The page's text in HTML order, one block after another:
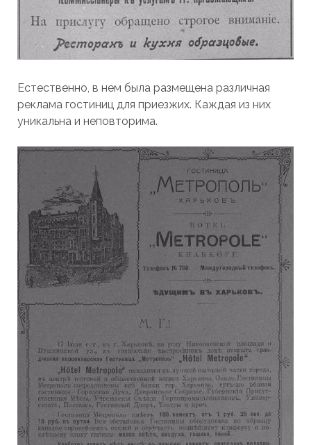
Естественно, в нем была размещена различная
реклама гостиниц для приезжих. Каждая из них
уникальна и неповторима.